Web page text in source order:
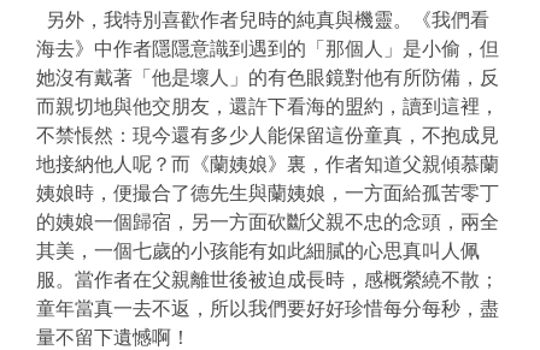
另外，我特別喜歡作者兒時的純真與機靈。《我們看
海去》中作者隱隱意識到遇到的「那個人」是小偷，但
她沒有戴著「他是壞人」的有色眼鏡對他有所防備，反
而親切地與他交朋友，還許下看海的盟約，讀到這裡，
不禁悵然：現今還有多少人能保留這份童真，不抱成見
地接納他人呢？而《蘭姨娘》裏，作者知道父親傾慕蘭
姨娘時，便撮合了德先生與蘭姨娘，一方面給孤苦零丁
的姨娘一個歸宿，另一方面砍斷父親不忠的念頭，兩全
其美，一個七歲的小孩能有如此細膩的心思真叫人佩
服。當作者在父親離世後被迫成長時，感概縈繞不散；
童年當真一去不返，所以我們要好好珍惜每分每秒，盡
量不留下遺憾啊！